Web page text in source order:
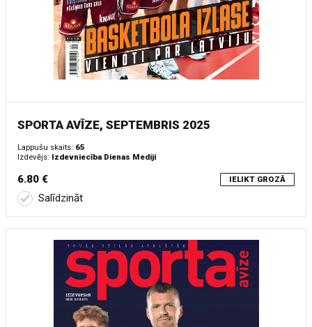
SPORTA AVĪZE, SEPTEMBRIS 2025
Lappušu skaits: 65
Izdevējs: Izdevniecība Dienas Mediji
6.80 € IELIKT GROZĀ
Salīdzināt